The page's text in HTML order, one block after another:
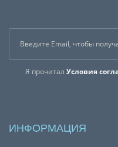
Я прочитал Условия
ИНФОРМАЦИЯ